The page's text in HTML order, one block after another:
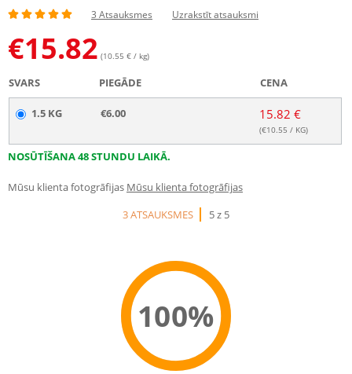
3 Atsauksmes Uzrakstīt atsauksmi
€15.82 (10.55 € / kg)
SVARS PIEGĀDE CENA
1.5 KG €6.00 15.82 €
(€10.55 / KG)
NOSŪTĪŠANA 48 STUNDU LAIKĀ.
Mūsu klienta fotogrāfijas Mūsu klienta fotogrāfijas
3 ATSAUKSMES
5 z 5
100%